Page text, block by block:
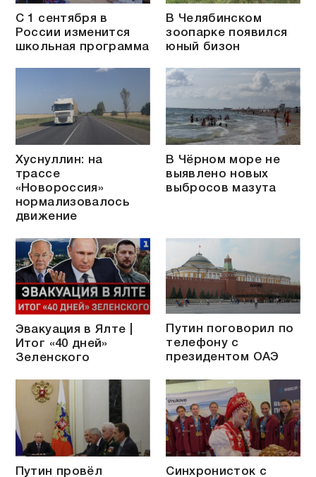
С 1 сентября в
России изменится
школьная программа
В Челябинском
зоопарке появился
юный бизон
Хуснуллин: на
трассе
«Новороссия»
нормализовалось
движение
В Чёрном море не
выявлено новых
выбросов мазута
Эвакуация в Ялте |
Итог «40 дней»
Зеленского
Путин поговорил по
телефону с
президентом ОАЭ
Путин провёл
Синхронисток с